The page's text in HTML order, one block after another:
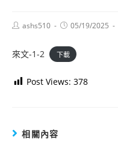
Postashs510
Post05/19/2025
來文-1-2 下載
Post Views: 378
相關內容